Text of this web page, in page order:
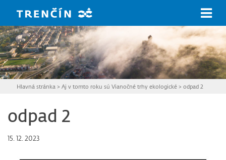
Hlavná stránka >Aj v tomto roku sú Vianočné trhy ekologické >odpad 2
odpad 2
15. 12. 2023